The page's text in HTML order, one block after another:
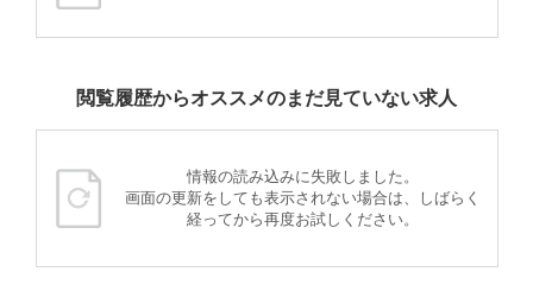
閲覧履歴からオススメのまだ見ていない求人
情報の読み込みに失敗しました。
画面の更新をしても表示されない場合は、しばらく
経ってから再度お試しください。